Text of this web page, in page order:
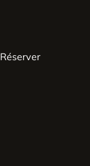
Réserver